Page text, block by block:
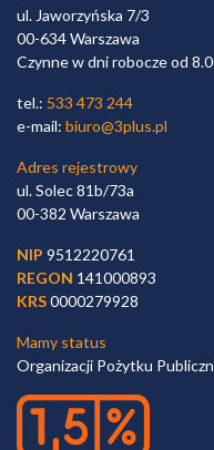
ul. Jaworzyńska 7/3
00-634 Warszawa
Czynne w dni robocze od
tel.: 533 473 244
e-mail: biuro@3plus.pl
Adres rejestrowy
ul. Solec 81b/73a
00-382 Warszawa
NIP 9512220761
REGON 141000893
KRS0000279928
Mamy status
Organizacji Pożytku